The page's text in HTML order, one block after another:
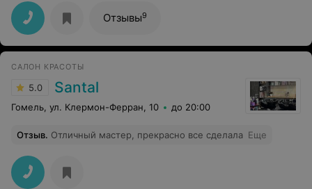
Отзывы9
САЛОН КРАСОТЫ
5.0 Santal
Гомель, ул. Клермон-Ферран, 10 до 20:00
Отзыв. Отличный мастер, прекрасно все сделала Еще